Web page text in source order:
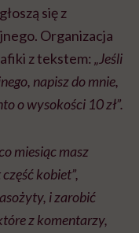
się z
Organizacja
z tekstem: „Jeśli
napisz do mnie,
o wysokości 10 zł”.
miesiąc masz
kobiet”,
i zarobić
z komentarzy,